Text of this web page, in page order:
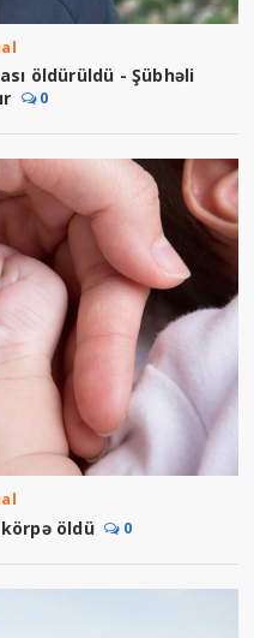
öldürüldü - Şübhəli
0
öldü 0